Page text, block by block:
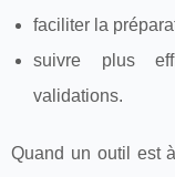
faciliter la
suivre plus
validations.
Quand un outil est